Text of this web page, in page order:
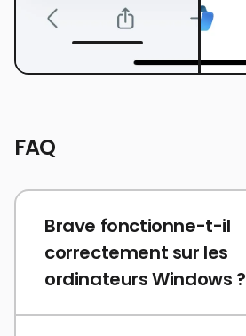
FAQ
Brave fonctionne-t-il
correctement sur les
ordinateurs Windows ?